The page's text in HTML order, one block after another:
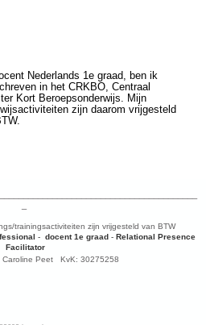
Nederlands 1e graad, ben ik
in het CRKBO, Centraal
Kort Beroepsonderwijs. Mijn
zijn daarom vrijgesteld
trainingsactiviteiten zijn vrijgesteld van BTW
- docent 1e graad- Relational Presence
Facilitator
Caroline Peet KvK: 30275258